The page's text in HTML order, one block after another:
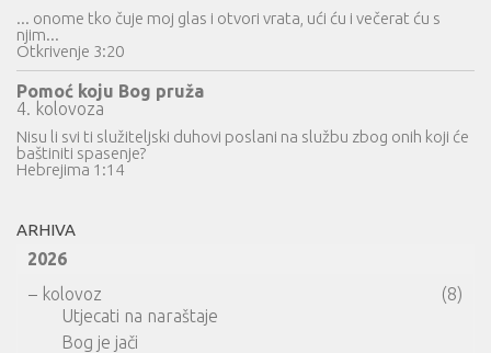
... onome tko čuje moj glas i otvori vrata, ući ću i večerat ću s
njim...
Otkrivenje 3:20
Pomoć koju Bog pruža
4. kolovoza
Nisu li svi ti služiteljski duhovi poslani na službu zbog onih koji će
baštiniti spasenje?
Hebrejima 1:14
ARHIVA
2026
– kolovoz
(8)
Utjecati na naraštaje
Bog je jači